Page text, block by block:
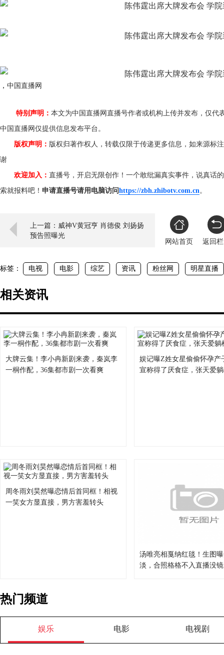
， 中国直播网
特别声明： 本文为中国直播网直播号作者或机构上传并发布，仅
中国直播网仅提供信息发布平台。
版权声明： 版权归著作权人，转载仅限于传递更多信息，如来源标
谢
欢迎加入： 直播号，开启无限创作！一个敢纰漏真实事件，说真话
索就报料吧！ 申请直播号请用电脑访问https://zbh.zhibotv.com.cn。
上一篇：威神V黄冠亨 肖德俊 刘扬扬
预告照曝光
网站首页
返回
标签： 电视 电影 综艺 资讯 粉丝网 明星直播
相关资讯
大牌云集！李小冉新剧来袭，秦岚李
一桐作配，36集都市剧一次看爽
娱记曝Z姓女星偷偷怀孕产
宣称得了厌食症，张天爱
周冬雨刘昊然曝恋情后首同框！相视
一笑女方显直接，男方害羞转头
汤唯亮相戛纳红毯！生图
淡，合照格格不入直播没
热门频道
娱乐 电影 电视剧